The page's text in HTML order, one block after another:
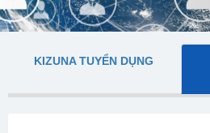
KIZUNA TUYỂN DỤNG